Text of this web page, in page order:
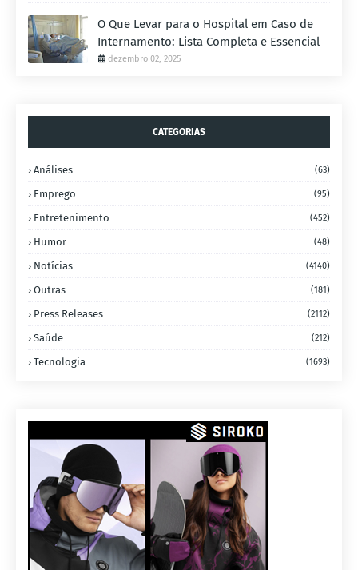
O Que Levar para o Hospital em Caso de
Internamento: Lista Completa e Essencial
dezembro 02, 2025
CATEGORIAS
Análises (63)
Emprego (95)
Entretenimento (452)
Humor (48)
Notícias (4140)
Outras (181)
Press Releases (2112)
Saúde (212)
Tecnologia (1693)